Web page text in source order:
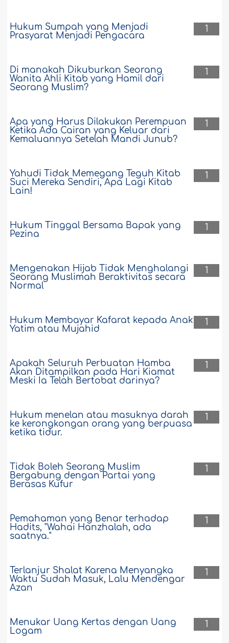
1
Hukum Sumpah yang Menjadi
Prasyarat Menjadi Pengacara
1
Di manakah Dikuburkan Seorang
Wanita Ahli Kitab yang Hamil dari
Seorang Muslim?
1
Apa yang Harus Dilakukan Perempuan
Ketika Ada Cairan yang Keluar dari
Kemaluannya Setelah Mandi Junub?
1
Yahudi Tidak Memegang Teguh Kitab
Suci Mereka Sendiri, Apa Lagi Kitab
Lain!
1
Hukum Tinggal Bersama Bapak yang
Pezina
1
Mengenakan Hijab Tidak Menghalangi
Seorang Muslimah Beraktivitas secara
Normal
1
Hukum Membayar Kafarat kepada Anak
Yatim atau Mujahid
1
Apakah Seluruh Perbuatan Hamba
Akan Ditampilkan pada Hari Kiamat
Meski Ia Telah Bertobat darinya?
1
Hukum menelan atau masuknya darah
ke kerongkongan orang yang berpuasa
ketika tidur.
1
Tidak Boleh Seorang Muslim
Bergabung dengan Partai yang
Berasas Kufur
1
Pemahaman yang Benar terhadap
Hadits, "Wahai Hanzhalah, ada
saatnya."
1
Terlanjur Shalat Karena Menyangka
Waktu Sudah Masuk, Lalu Mendengar
Azan
1
Menukar Uang Kertas dengan Uang
Logam